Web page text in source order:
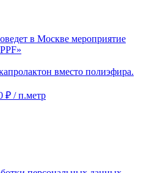
в Москве мероприятие
вместо полиэфира.
₽ / п.метр